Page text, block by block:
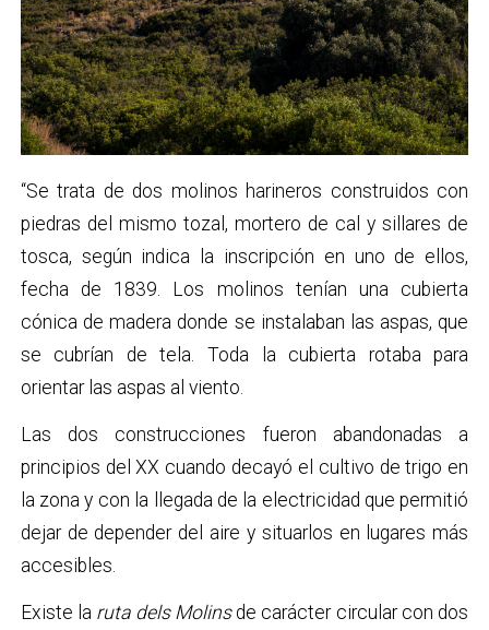
“Se trata de dos molinos harineros construidos con
piedras del mismo tozal, mortero de cal y sillares de
tosca, según indica la inscripción en uno de ellos,
fecha de 1839. Los molinos tenían una cubierta
cónica de madera donde se instalaban las aspas, que
se cubrían de tela. Toda la cubierta rotaba para
orientar las aspas al viento.
Las dos construcciones fueron abandonadas a
principios del XX cuando decayó el cultivo de trigo en
la zona y con la llegada de la electricidad que permitió
dejar de depender del aire y situarlos en lugares más
accesibles.
Existe la ruta dels Molinsde carácter circular con dos